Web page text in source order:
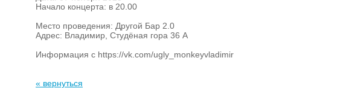
Начало концерта: в 20.00
Место проведения: Другой Бар 2.0
Адрес: Владимир, Студёная гора 36 А
Информация с https://vk.com/ugly_monkeyvladimir
« вернуться